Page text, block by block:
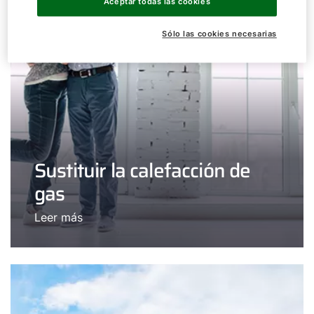
Sustituir la calefacción de
gas
Leer más
¡Hola!
¿Cómo podemos ayudarte?
Sólo las cookies necesarias